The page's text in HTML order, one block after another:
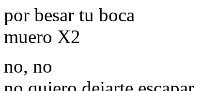
por besar tu boca
muero X2
no, no